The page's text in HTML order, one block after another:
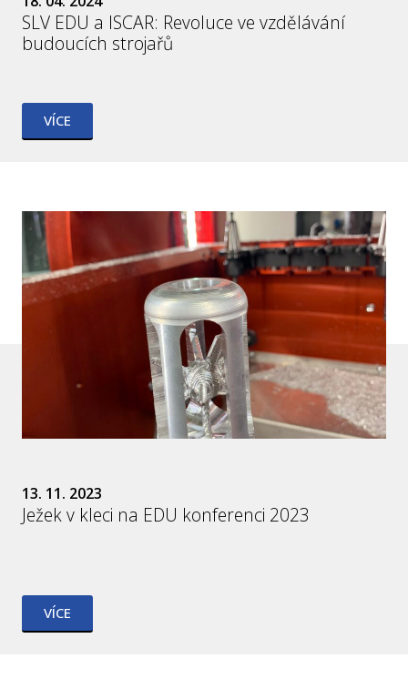
SLV EDU a ISCAR: Revoluce ve vzdělávání
budoucích strojařů
VÍCE
13. 11. 2023
Ježek v kleci na EDU konferenci 2023
VÍCE